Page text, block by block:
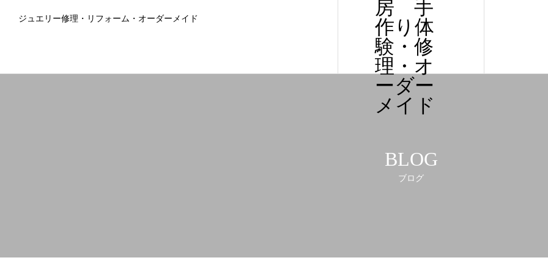
房 手
作り体
験・修
理・オ
ーダー
メイド
ジュエリー修理・リフォーム・オーダーメイド
BLOG
ブログ